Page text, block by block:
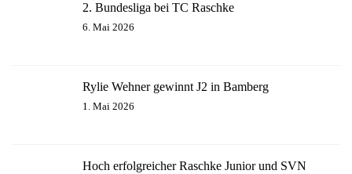
2. Bundesliga bei TC Raschke
6. Mai 2026
Rylie Wehner gewinnt J2 in Bamberg
1. Mai 2026
Hoch erfolgreicher Raschke Junior und SVN